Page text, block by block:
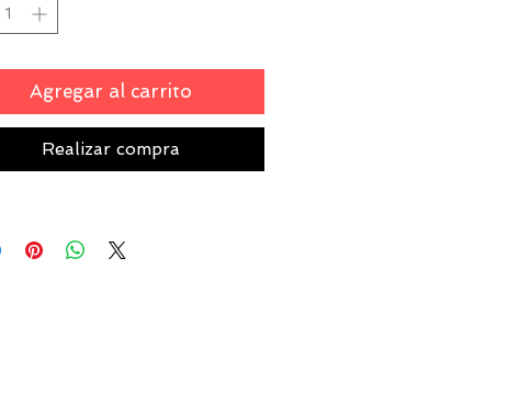
Agregar al carrito
Realizar compra